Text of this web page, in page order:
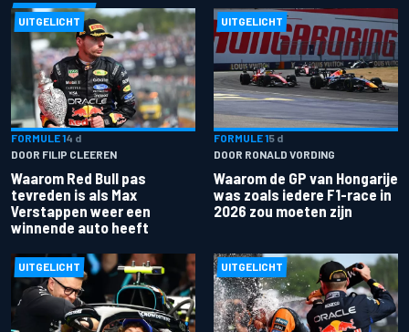
UITGELICHT
FORMULE 14 d
DOOR FILIP CLEEREN
Waarom Red Bull pas
tevreden is als Max
Verstappen weer een
winnende auto heeft
UITGELICHT
FORMULE 15 d
DOOR RONALD VORDING
Waarom de GP van Hongarije
was zoals iedere F1-race in
2026 zou moeten zijn
UITGELICHT UITGELICHT